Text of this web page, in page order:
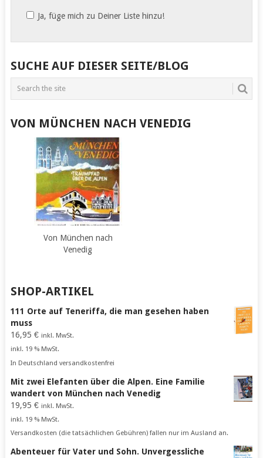
Ja, füge mich zu Deiner Liste hinzu!
SUCHE AUF DIESER SEITE/BLOG
VON MÜNCHEN NACH VENEDIG
Von München nach
Venedig
SHOP-ARTIKEL
111 Orte auf Teneriffa, die man gesehen haben
muss
16,95 € inkl. MwSt.
inkl. 19 % MwSt.
In Deutschland versandkostenfrei
Mit zwei Elefanten über die Alpen. Eine Familie
wandert von München nach Venedig
19,95 € inkl. MwSt.
inkl. 19 % MwSt.
Versandkosten (die tatsächlichen Gebühren) fallen nur im Ausland an.
Abenteuer für Vater und Sohn. Unvergessliche